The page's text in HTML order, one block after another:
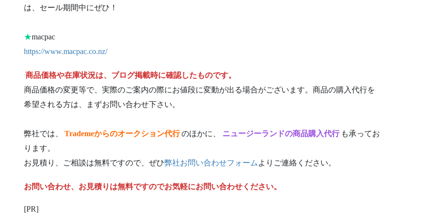
は、セール期間中にぜひ！
★macpac
https://www.macpac.co.nz/
商品価格や在庫状況は、ブログ掲載時に確認したものです。
商品価格の変更等で、実際のご案内の際にお値段に変動が出る場合がございます。商品の購入代行を
希望される方は、まずお問い合わせ下さい。
弊社では、 Trademeからのオークション代行のほかに、 ニュージーランドの商品購入代行 も承ってお
ります。
お見積り、ご相談は無料ですので、ぜひ弊社お問い合わせフォーム よりご連絡ください。
お問い合わせ、お見積りは無料ですのでお気軽にお問い合わせください。
[PR]